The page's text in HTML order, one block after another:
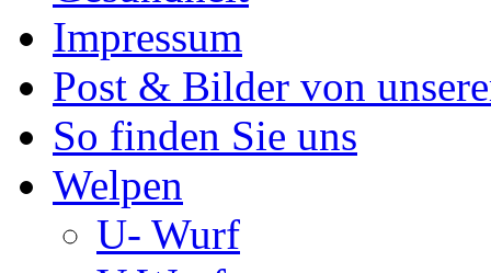
Impressum
Post & Bilder von
So finden Sie uns
Welpen
U- Wurf